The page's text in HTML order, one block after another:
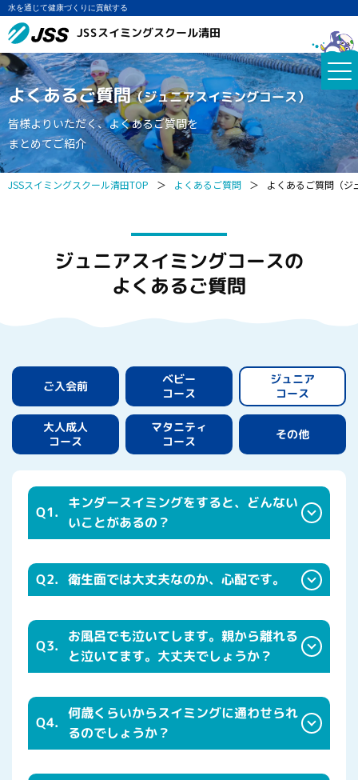
水を通じて健康づくりに貢献する
JSSスイミングスクール清田
よくあるご質問（ジュニアスイミングコース）
皆様よりいただく、よくあるご質問を
まとめてご紹介
JSSスイミングスクール清田TOP ＞ よくあるご質問 ＞ よくあるご質問（ジ
ジュニアスイミングコースの
よくあるご質問
ご入会前
ベビー
コース
ジュニア
コース
大人成人
コース
マタニティ
コース その他
Q1.
キンダースイミングをすると、どんない
いことがあるの？
Q2. 衛生面では大丈夫なのか、心配です。
Q3.
お風呂でも泣いてします。親から離れる
と泣いてます。大丈夫でしょうか？
Q4.
何歳くらいからスイミングに通わせられ
るのでしょうか？